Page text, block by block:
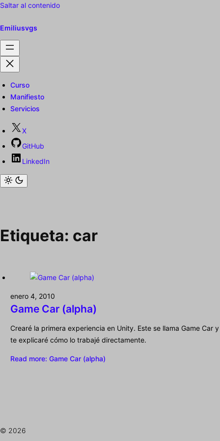
Saltar al contenido
Emiliusvgs
Curso
Manifiesto
Servicios
X
GitHub
LinkedIn
Etiqueta: car
enero 4, 2010
Game Car (alpha)
Crearé la primera experiencia en Unity. Este se llama Game Car y
te explicaré cómo lo trabajé directamente.
Read more: Game Car (alpha)
© 2026